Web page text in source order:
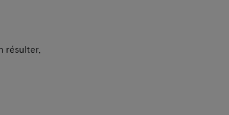
résulter.